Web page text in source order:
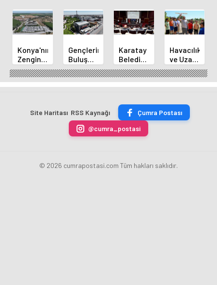
Konya'nın
Zengin
Mutfağı
GastroFest'te
Tanıtılacak
Gençlerin
Buluşma
Noktası
Talha
Bayrakçı
Yükseliyor
Karatay
Belediye
Başkanı
Kılca
Yeni
Açıkladı
Havacılık
ve Uzay
Yaz
Kursu
Başladı
Site Haritası RSS Kaynağı
Çumra Postası
@cumra_postasi
© 2026 cumrapostasi.com Tüm hakları saklıdır.